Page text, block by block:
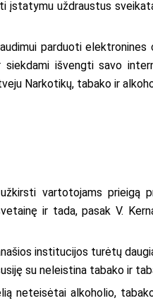
įstatymu uždraustus
parduoti
siekdami išvengti savo
Narkotikų, tabako ir
užkirsti vartotojams
ir tada, pasak V.
institucijos turėtų
su neleistina tabako ir
neteisėtai alkoholio,